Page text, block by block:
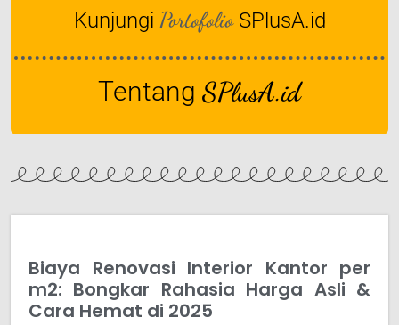
Kunjungi Portofolio SPlusA.id
Tentang SPlusA.id
Biaya Renovasi Interior Kantor per
m2: Bongkar Rahasia Harga Asli &
Cara Hemat di 2025